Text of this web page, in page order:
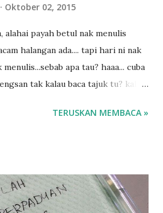
Oktober 02, 2015
alahai payah betul nak menulis
halangan ada.... tapi hari ni nak
apa tau? haaa... cuba
tak kalau baca tajuk tu? kalau
ANAK AKU ....adoiiii
singgah Giant beli barang
dalam kereta tu biasalah kan
TERUSKAN MEMBACA »